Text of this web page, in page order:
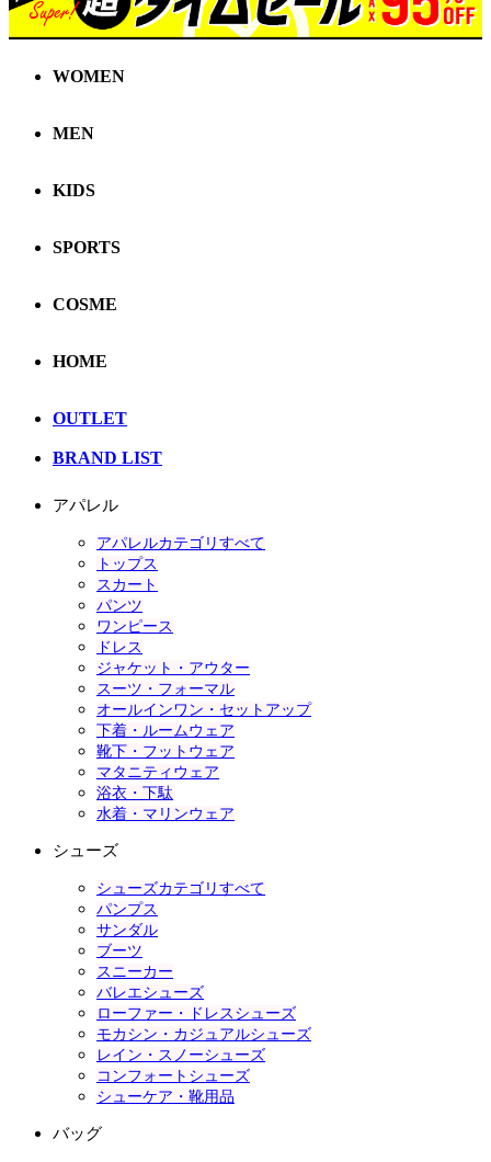
WOMEN
MEN
KIDS
SPORTS
COSME
HOME
OUTLET
BRAND LIST
アパレル
アパレルカテゴリすべて
トップス
スカート
パンツ
ワンピース
ドレス
ジャケット・アウター
スーツ・フォーマル
オールインワン・セットアップ
下着・ルームウェア
靴下・フットウェア
マタニティウェア
浴衣・下駄
水着・マリンウェア
シューズ
シューズカテゴリすべて
パンプス
サンダル
ブーツ
スニーカー
バレエシューズ
ローファー・ドレスシューズ
モカシン・カジュアルシューズ
レイン・スノーシューズ
コンフォートシューズ
シューケア・靴用品
バッグ